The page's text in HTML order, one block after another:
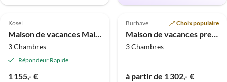
Annonce
4.9 (23)
Kosel
Maison de vacances Maison de Fermeture
3 Chambres
Répondeur Rapide
1 155,- €
Annonce
4.9 (13)
Burhave Choix populaire
Maison de vacances premium : Robbenplate N° 21
3 Chambres
à partir de 1 302,- €